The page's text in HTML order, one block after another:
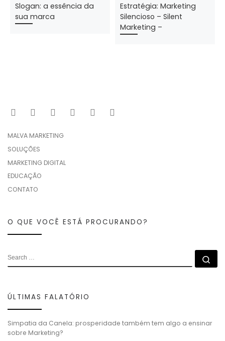
Slogan: a essência da
sua marca
Estratégia: Marketing
Silencioso – Silent
Marketing –
MALVA MARKETING
SOLUÇÕES
MARKETING DIGITAL
EDUCAÇÃO
CONTATO
O QUE VOCÊ ESTÁ PROCURANDO?
ÚLTIMAS FALATÓRIO
Simpatia da Canela: prosperidade também tem algo a ensinar
sobre Marketing?